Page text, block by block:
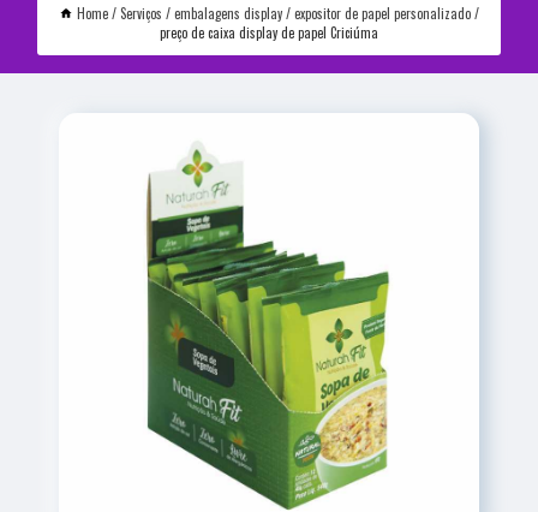
Home Serviços embalagens display
expositor de papel personalizado
preço de caixa display de papel Criciúma